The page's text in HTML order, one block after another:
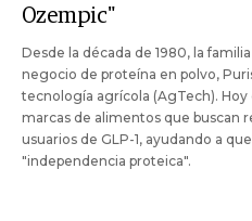
Ozempic"
Desde la década de 1980, la
negocio de proteína en polvo,
tecnología agrícola (AgTech).
marcas de alimentos que buscan
usuarios de GLP-1, ayudando a
"independencia proteica".